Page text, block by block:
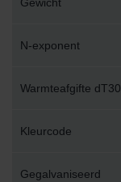
Gewicht
N-exponent
Warmteafgifte dT30
Kleurcode
Gegalvaniseerd